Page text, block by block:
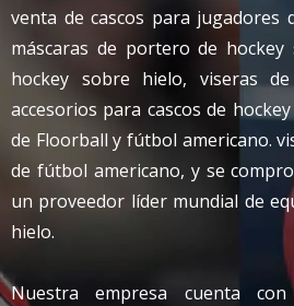
venta de cascos para jugadores
máscaras de portero de
hockey sobre hielo, viseras
accesorios para cascos de
de Floorball y fútbol americano.
de fútbol americano, y se
un proveedor líder mundial de
hielo.
Nuestra empresa cuenta